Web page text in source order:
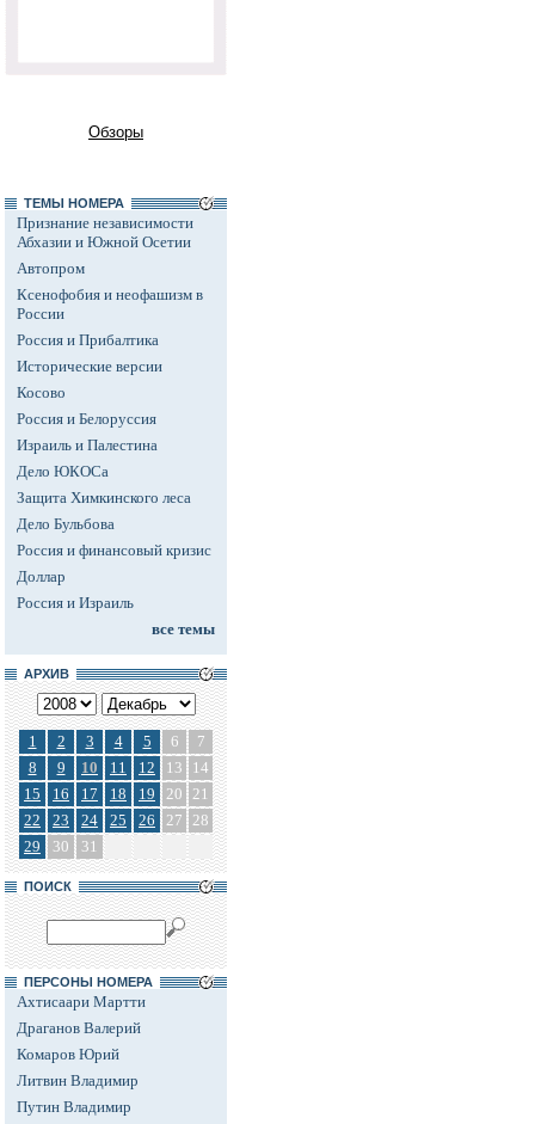
Обзоры
ТЕМЫ НОМЕРА
Признание независимости
Абхазии и Южной Осетии
Автопром
Ксенофобия и неофашизм в
России
Россия и Прибалтика
Исторические версии
Косово
Россия и Белоруссия
Израиль и Палестина
Дело ЮКОСа
Защита Химкинского леса
Дело Бульбова
Россия и финансовый кризис
Доллар
Россия и Израиль
все темы
АРХИВ
1 2 3 4 5 6
7
8
9 10 11 12 13
14
15
16 17 18 19 20 21
22
23 24 25 26 27 28
29
30 31
ПОИСК
ПЕРСОНЫ НОМЕРА
Ахтисаари Мартти
Драганов Валерий
Комаров Юрий
Литвин Владимир
Путин Владимир